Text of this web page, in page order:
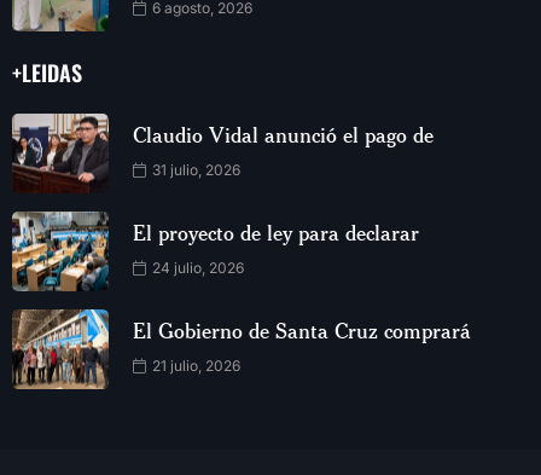
6 agosto, 2026
+LEIDAS
Claudio Vidal anunció el pago de
31 julio, 2026
El proyecto de ley para declarar
24 julio, 2026
El Gobierno de Santa Cruz comprará
21 julio, 2026